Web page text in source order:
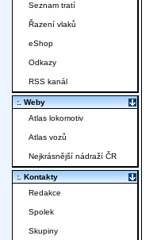
Seznam tratí
Řazení vlaků
eShop
Odkazy
RSS kanál
:. Weby
Atlas lokomotiv
Atlas vozů
Nejkrásnější nádraží ČR
:. Kontakty
Redakce
Spolek
Skupiny